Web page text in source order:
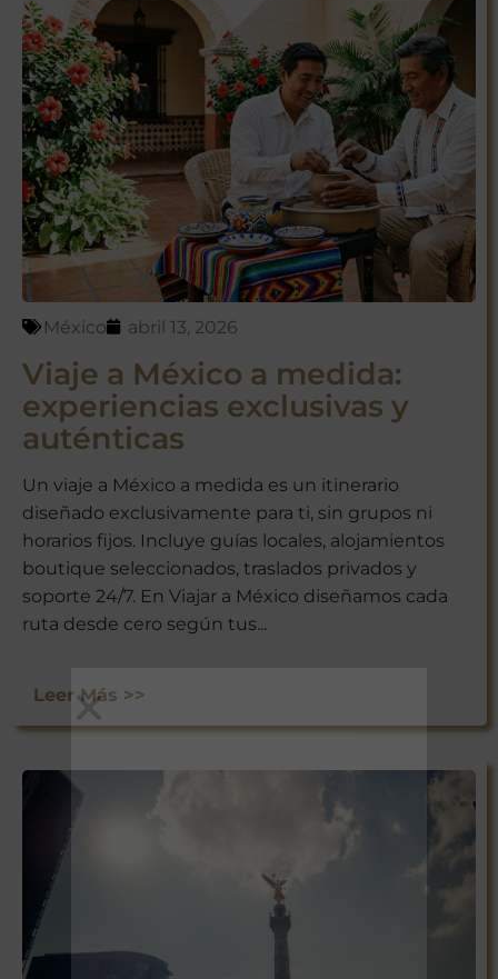
México abril 13, 2026
Viaje a México a medida:
experiencias exclusivas y
auténticas
Un viaje a México a medida es un itinerario
diseñado exclusivamente para ti, sin grupos ni
horarios fijos. Incluye guías locales, alojamientos
boutique seleccionados, traslados privados y
soporte 24/7. En Viajar a México diseñamos cada
ruta desde cero según tus...
Leer Más >>